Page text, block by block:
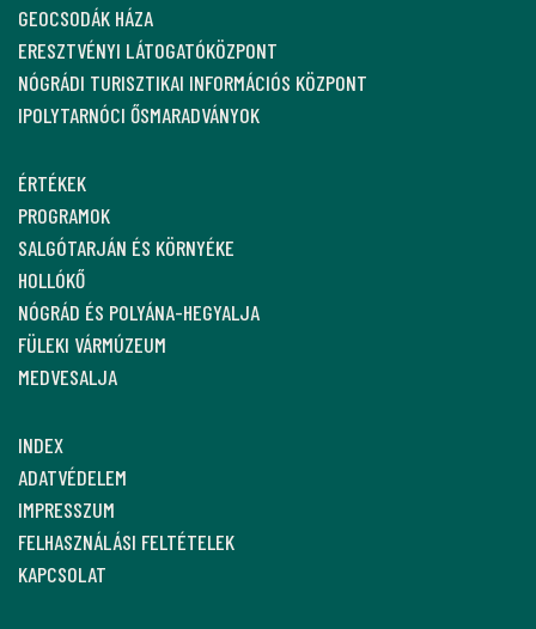
GEOCSODÁK HÁZA
ERESZTVÉNYI LÁTOGATÓKÖZPONT
NÓGRÁDI TURISZTIKAI INFORMÁCIÓS KÖZPONT
IPOLYTARNÓCI ŐSMARADVÁNYOK
ÉRTÉKEK
PROGRAMOK
SALGÓTARJÁN ÉS KÖRNYÉKE
HOLLÓKŐ
NÓGRÁD ÉS POLYÁNA-HEGYALJA
FÜLEKI VÁRMÚZEUM
MEDVESALJA
INDEX
ADATVÉDELEM
IMPRESSZUM
FELHASZNÁLÁSI FELTÉTELEK
KAPCSOLAT